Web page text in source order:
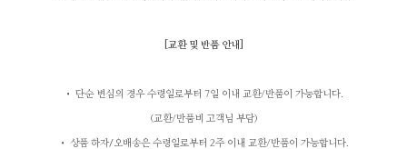
교환 및 반품 안내
• 단순 변심의 경우 수령일로부터 7일 이내 교환/반품이 가능합니다.
(교환/반품비 고객님 부담)
• 상품 하자/ 오배송은 수령일로부터 2주 이내 교환/반품이 가능합니다.